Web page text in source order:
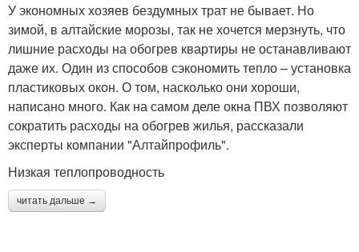
У экономных хозяев бездумных трат не бывает. Но
зимой, в алтайские морозы, так не хочется мерзнуть, что
лишние расходы на обогрев квартиры не останавливают
даже их. Один из способов сэкономить тепло – установка
пластиковых окон. О том, насколько они хороши,
написано много. Как на самом деле окна ПВХ позволяют
сократить расходы на обогрев жилья, рассказали
эксперты компании "Алтайпрофиль".
Низкая теплопроводность
читать дальше →